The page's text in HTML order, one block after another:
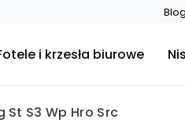
Blog
i krzesła biurowe
S3 Wp Hro Src